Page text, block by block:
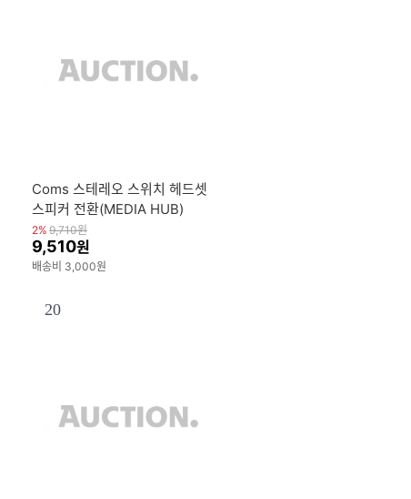
Coms 스테레오 스위치 헤드셋
스피커 전환(MEDIA HUB)
2% 9,710원
9,510원
배송비 3,000원
20